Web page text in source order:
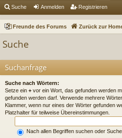
ch
ne
riff
or
en
Suche Anmelden Registrieren
Freunde des Forums Zurück zur
Suche
Suchanfrage
Suche nach Wörtern:
Setze ein + vor ein Wort, das gefunden werden
gefunden werden darf. Verwende mehrere
Klammer, wenn nur eines der Wörter gefunden
Platzhalter für teilweise Übereinstimmungen.
Nach allen Begriffen suchen oder